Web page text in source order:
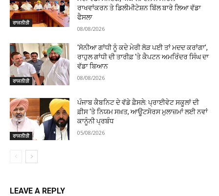
ਰਾਜਨੀਤੀ
ਰਾਖਵਾਂਕਰਨ ਤੇ ਡਿਲੀਮੀਟੇਸ਼ਨ ਬਿੱਲ ਬਾਰੇ ਲਿਆ ਵੱਡਾ
ਫੈਸਲਾ
08/08/2026
ਰਾਜਨੀਤੀ
‘ਸੋਨੀਆ ਗਾਂਧੀ ਨੂੰ ਕਦੇ ਮੇਰੀ ਲੋੜ ਪਈ ਤਾਂ ਮਦਦ ਕਰਾਂਗਾ’,
ਰਾਹੁਲ ਗਾਂਧੀ ਦੀ ਤਾਰੀਫ਼ ‘ਤੇ ਕੈਪਟਨ ਅਮਰਿੰਦਰ ਸਿੰਘ ਦਾ
ਵੱਡਾ ਬਿਆਨ
08/08/2026
ਰਾਜਨੀਤੀ
ਪੰਜਾਬ ਕੈਬਨਿਟ ਦੇ ਵੱਡੇ ਫ਼ੈਸਲੇ: ਪ੍ਰਾਈਵੇਟ ਸਕੂਲਾਂ ਦੀ
ਫ਼ੀਸ ‘ਤੇ ਨਿਯਮ ਸਖ਼ਤ, ਆਊਟਸੋਰਸ ਮੁਲਾਜ਼ਮਾਂ ਲਈ ਨਵਾਂ
ਕਾਨੂੰਨੀ ਪ੍ਰਬੰਧ
05/08/2026
LEAVE A REPLY